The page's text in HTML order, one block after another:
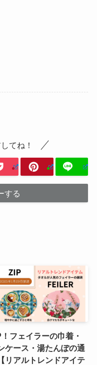
てね！
する
フェイラーの巾着・
ケース・湯たんぽの通
リアルトレンドアイテ